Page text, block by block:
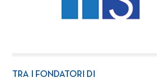
TRA I FONDATORI DI